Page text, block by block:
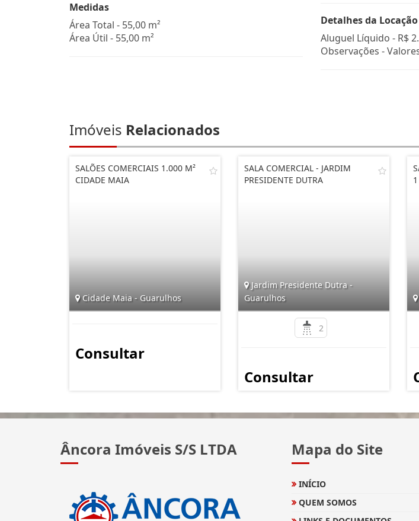
Medidas
Área Total - 55,00 m²
Área Útil - 55,00 m²
Detalhes da Locação
Aluguel Líquido - R$
Observações -
Imóveis Relacionados
SALÕES COMERCIAIS 1.000 M²
CIDADE MAIA
Cidade Maia - Guarulhos
Consultar
SALA COMERCIAL - JARDIM
PRESIDENTE DUTRA
Jardim Presidente Dutra -
Guarulhos
2
Consultar
1
Âncora Imóveis S/S LTDA Mapa do Site
INÍCIO
QUEM SOMOS